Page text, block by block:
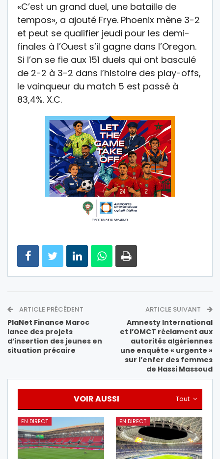
«C’est un grand duel, une bataille de
tempos», a ajouté Frye. Phoenix mène 3-2
et peut se qualifier jeudi pour les demi-
finales à l’Ouest s’il gagne dans l’Oregon.
Si l’on se fie aux 151 duels qui ont basculé
de 2-2 à 3-2 dans l’histoire des play-offs,
le vainqueur du match 5 est passé à
83,4%. X.C.
ARTICLE PRÉCÉDENT
PlaNet Finance Maroc
lance des projets
d’insertion des jeunes en
situation précaire
ARTICLE SUIVANT
Amnesty International
et l’OMCT réclament aux
autorités algériennes
une enquête « urgente »
sur l’enfer des femmes
de Hassi Massoud
Tout
VOIR AUSSI
EN DIRECT EN DIRECT